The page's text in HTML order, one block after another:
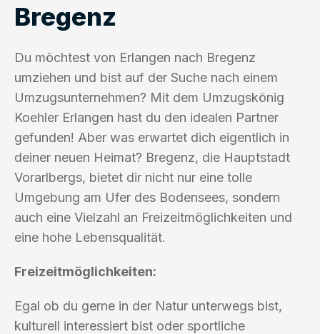
Bregenz
Du möchtest von Erlangen nach Bregenz
umziehen und bist auf der Suche nach einem
Umzugsunternehmen? Mit dem Umzugskönig
Koehler Erlangen hast du den idealen Partner
gefunden! Aber was erwartet dich eigentlich in
deiner neuen Heimat? Bregenz, die Hauptstadt
Vorarlbergs, bietet dir nicht nur eine tolle
Umgebung am Ufer des Bodensees, sondern
auch eine Vielzahl an Freizeitmöglichkeiten und
eine hohe Lebensqualität.
Freizeitmöglichkeiten:
Egal ob du gerne in der Natur unterwegs bist,
kulturell interessiert bist oder sportliche